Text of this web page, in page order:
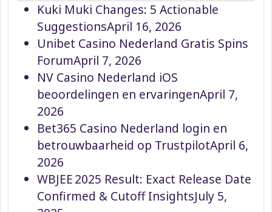
Kuki Muki Changes: 5 Actionable
SuggestionsApril 16, 2026
Unibet Casino Nederland Gratis Spins
ForumApril 7, 2026
NV Casino Nederland iOS
beoordelingen en ervaringenApril 7,
2026
Bet365 Casino Nederland login en
betrouwbaarheid op TrustpilotApril 6,
2026
WBJEE 2025 Result: Exact Release Date
Confirmed & Cutoff InsightsJuly 5,